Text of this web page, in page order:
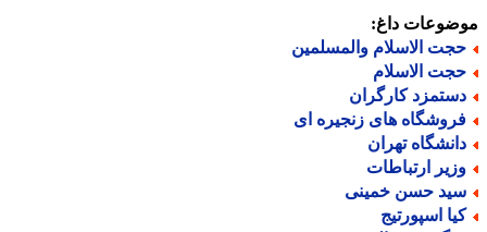
داغ:
الاسلام والمسلمین
الاسلام
کارگران
های زنجیره ای
تهران
ارتباطات
حسن خمینی
اسپورتیج